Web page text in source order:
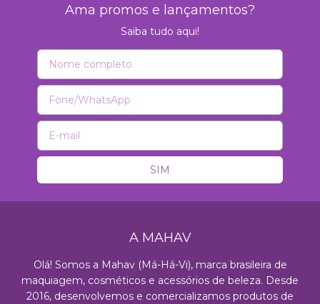
Ama promos e lançamentos?
Saiba tudo aqui!
A MAHAV
Olá! Somos a Mahav (Má-Há-Vi), marca brasileira de
maquiagem, cosméticos e acessórios de beleza. Desde
2016, desenvolvemos e comercializamos produtos de